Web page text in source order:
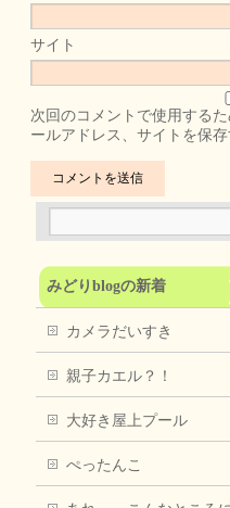
サイト
次回のコメントで使用する
ールアドレス、サイトを保存
みどりblogの新着
カメラだいすき
親子カエル？！
大好き屋上プール
ぺったんこ